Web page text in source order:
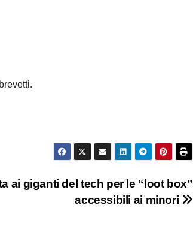
ai giganti del tech per le “loot box”
accessibili ai minori